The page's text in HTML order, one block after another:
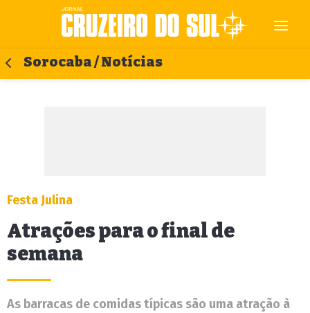
Sorocaba / Notícias
Festa Julina
Atrações para o final de
semana
As barracas de comidas típicas são uma atração à